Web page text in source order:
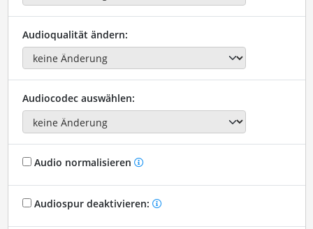
Audioqualität ändern:
Audiocodec auswählen:
Audio normalisieren
Audiospur deaktivieren: